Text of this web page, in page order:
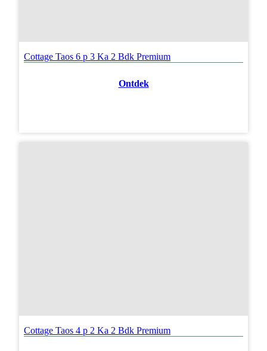
Cottage Taos 6 p 3 Ka 2 Bdk Premium
Ontdek
Cottage Taos 4 p 2 Ka 2 Bdk Premium